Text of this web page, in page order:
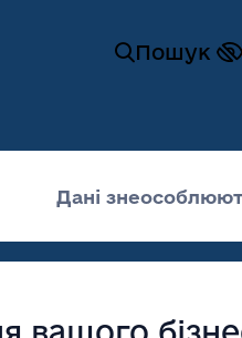
Пошук